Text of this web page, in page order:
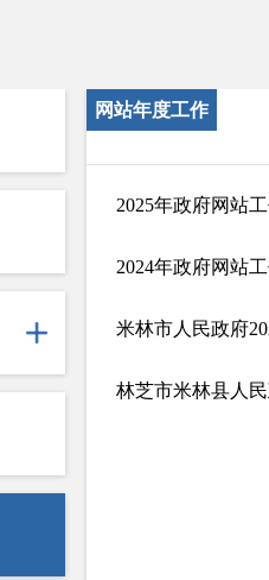
网站年度工作
2025年政府网站
2024年政府网站
米林市人民政府
林芝市米林县人